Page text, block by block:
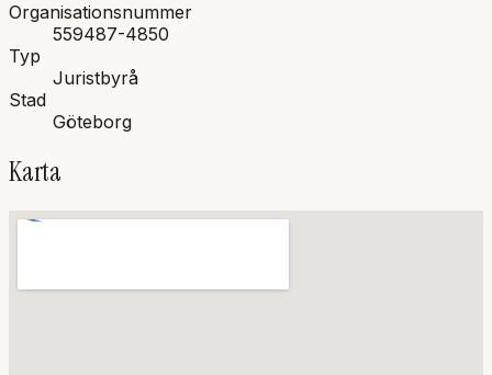
Organisationsnummer
559487-4850
Typ
Juristbyrå
Stad
Göteborg
Karta